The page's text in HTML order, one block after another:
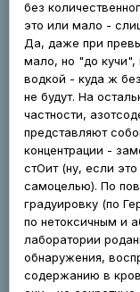
без
это или мало -
Да, даже при
мало, но "до кучи",
водкой - куда ж
не будут. На
частности,
представляют
концентрации -
стОит (ну, если
самоцелью). По
градуировку (по
по нетоксичным и
лаборатории
обнаружения,
содержанию в